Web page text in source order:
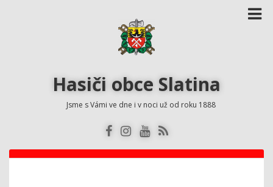
Hasiči obce Slatina
Jsme s Vámi ve dne i v noci už od roku 1888